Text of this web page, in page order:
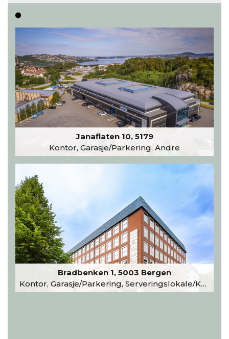
Les hele artikkelen
Janaflaten 10, 5179
Kontor, Garasje/Parkering, Andre
Bradbenken 1, 5003 Bergen
Kontor, Garasje/Parkering, Serveringslokale/Kantine, Undervisning/Arrangement